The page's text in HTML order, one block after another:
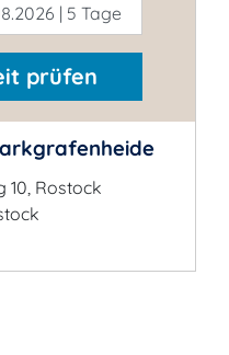
| 5 Tage
prüfen
10, Rostock